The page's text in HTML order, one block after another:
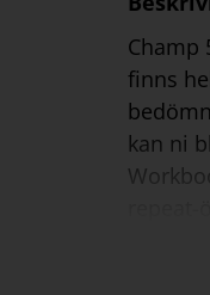
Champ
finns
kan ni